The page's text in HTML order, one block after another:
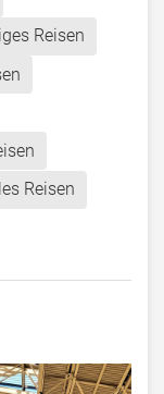
Reisen
Reisen